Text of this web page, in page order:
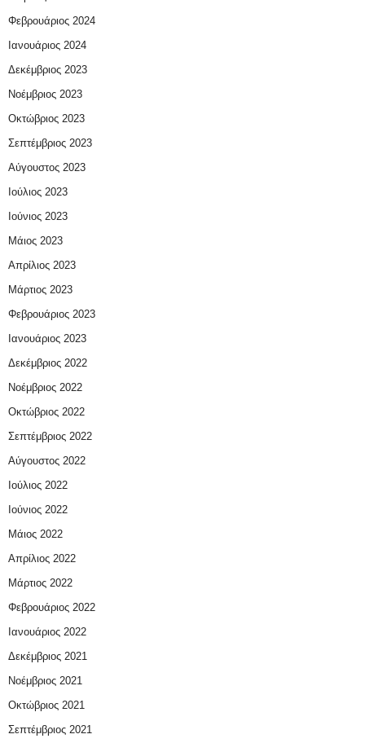
Φεβρουάριος 2024
Ιανουάριος 2024
Δεκέμβριος 2023
Νοέμβριος 2023
Οκτώβριος 2023
Σεπτέμβριος 2023
Αύγουστος 2023
Ιούλιος 2023
Ιούνιος 2023
Μάιος 2023
Απρίλιος 2023
Μάρτιος 2023
Φεβρουάριος 2023
Ιανουάριος 2023
Δεκέμβριος 2022
Νοέμβριος 2022
Οκτώβριος 2022
Σεπτέμβριος 2022
Αύγουστος 2022
Ιούλιος 2022
Ιούνιος 2022
Μάιος 2022
Απρίλιος 2022
Μάρτιος 2022
Φεβρουάριος 2022
Ιανουάριος 2022
Δεκέμβριος 2021
Νοέμβριος 2021
Οκτώβριος 2021
Σεπτέμβριος 2021